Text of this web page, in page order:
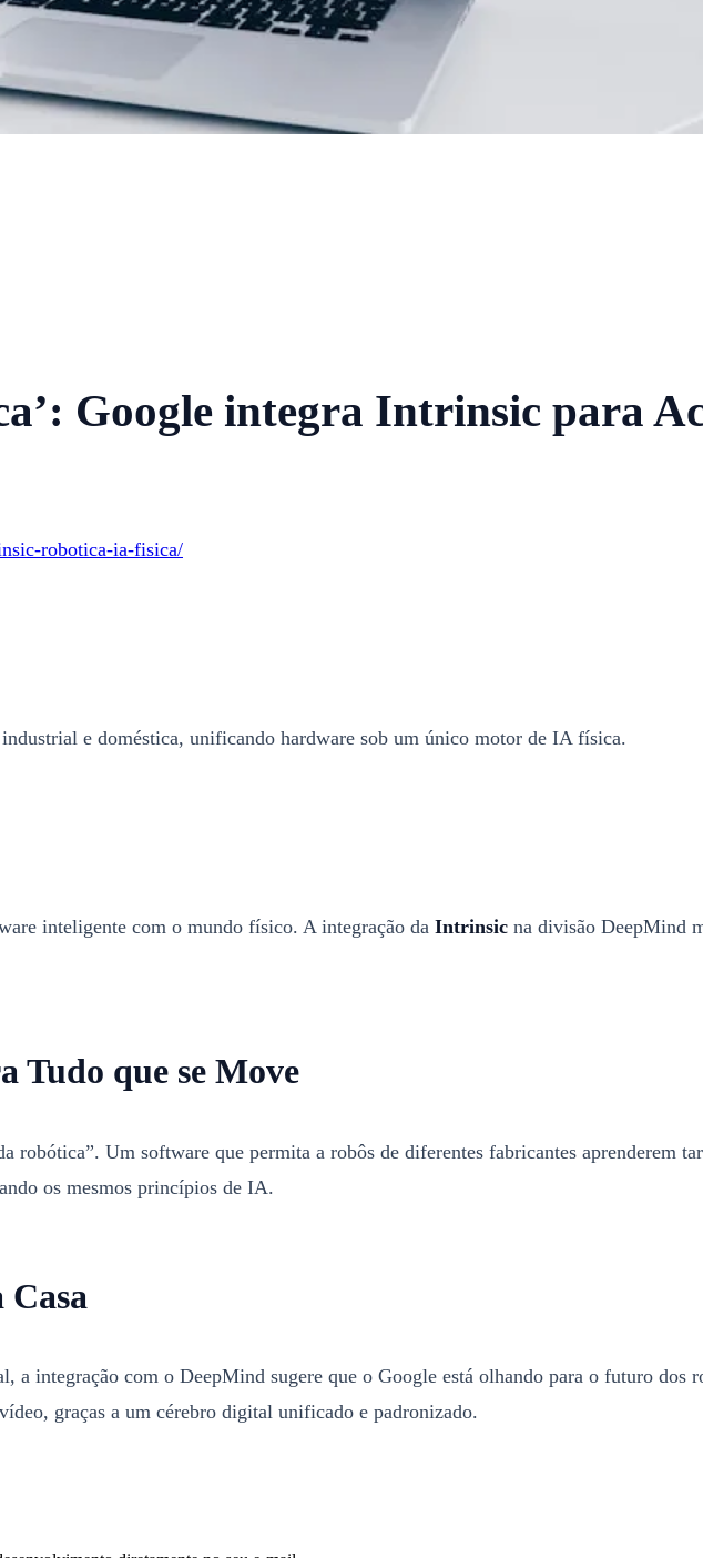
Google integra Intrinsic para
robotica-ia-fisica/
e doméstica, unificando hardware sob um único motor de IA física.
inteligente com o mundo físico. A integração da Intrinsic na divisão DeepMind
Tudo que se Move
robótica”. Um software que permita a robôs de diferentes fabricantes aprenderem
os mesmos princípios de IA.
a integração com o DeepMind sugere que o Google está olhando para o futuro dos
graças a um cérebro digital unificado e padronizado.